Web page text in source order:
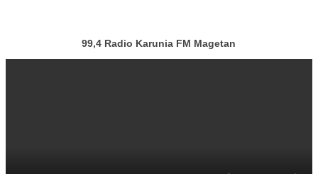
99,4 Radio Karunia FM Magetan